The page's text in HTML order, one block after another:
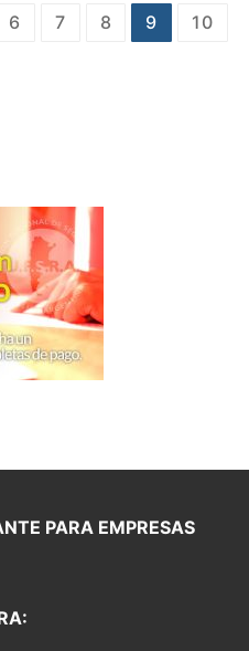
6 7 8 9
10
PARA EMPRESAS